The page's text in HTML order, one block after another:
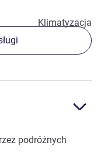
Klimatyzacja
podróżnych